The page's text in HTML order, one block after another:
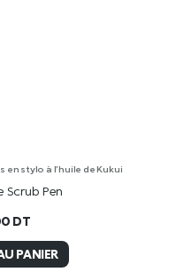
stylo à l’huile de Kukui
Scrub Pen
DT
PANIER